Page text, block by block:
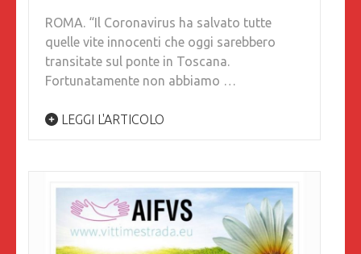
ROMA. “Il Coronavirus ha salvato tutte
quelle vite innocenti che oggi sarebbero
transitate sul ponte in Toscana.
Fortunatamente non abbiamo …
LEGGI L'ARTICOLO